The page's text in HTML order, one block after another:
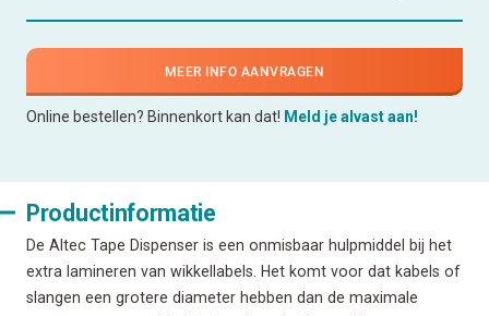
MEER INFO AANVRAGEN
Online bestellen? Binnenkort kan dat! Meld je alvast aan!
Productinformatie
De Altec Tape Dispenser is een onmisbaar hulpmiddel bij het
extra lamineren van wikkellabels. Het komt voor dat kabels of
slangen een grotere diameter hebben dan de maximale